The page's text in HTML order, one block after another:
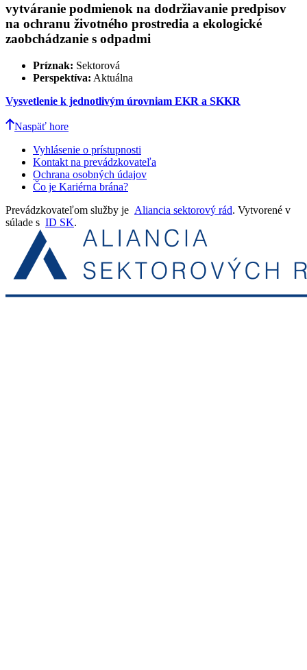
vytváranie podmienok na dodržiavanie predpisov
na ochranu životného prostredia a ekologické
zaobchádzanie s odpadmi
Príznak: Sektorová
Perspektíva: Aktuálna
Vysvetlenie k jednotlivým úrovniam EKR a SKKR
Naspäť hore
Vyhlásenie o prístupnosti
Kontakt na prevádzkovateľa
Ochrana osobných údajov
Čo je Kariérna brána?
Prevádzkovateľom služby je Aliancia sektorový rád. Vytvorené v
súlade s ID SK.